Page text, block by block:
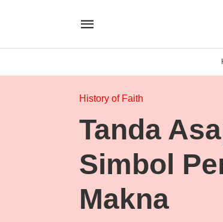
History of Faith
Tanda
Simbol
Makna